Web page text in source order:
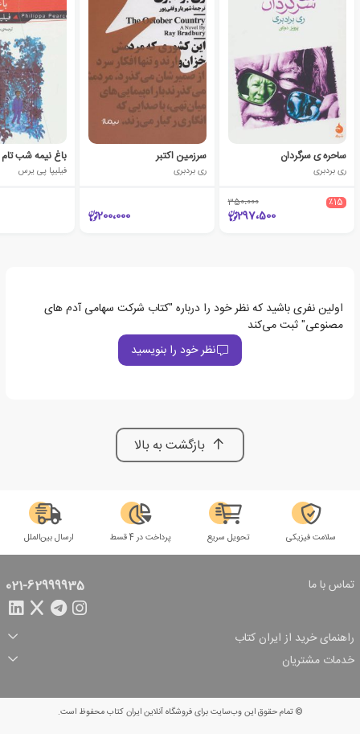
ساحره ی سرگردان
ری بردبری
٪15 350،000
297،500
سرزمین اکتبر
ری بردبری
200،000
باغ نیمه شب تام
فیلیپا پی یرس
اولین نفری باشید که نظر خود را درباره "کتاب شرکت سهامی آدم های
مصنوعی" ثبت می‌کند
نظر خود را بنویسید
بازگشت به بالا
سلامت فیزیکی تحویل سریع پرداخت در 4 قسط ارسال بین‌الملل
تماس با ما 021-62999935
راهنمای خرید از ایران کتاب
ثبت سفارش
شرایط ارسال سفارش
شیوه پرداخت
تخفیف‌های خرید
خدمات مشتریان
© تمام حقوق این وب‌سایت برای فروشگاه آنلاین ایران کتاب محفوظ است.